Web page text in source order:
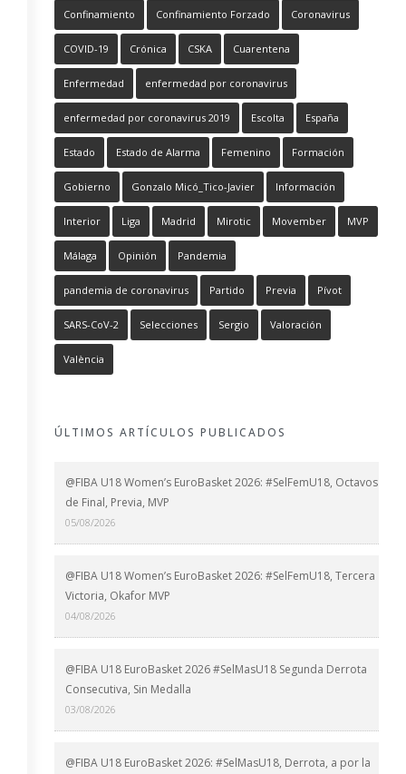
Confinamiento Confinamiento Forzado Coronavirus
COVID-19 Crónica CSKA Cuarentena
Enfermedad enfermedad por coronavirus
enfermedad por coronavirus 2019 Escolta España
Estado Estado de Alarma Femenino Formación
Gobierno Gonzalo Micó_Tico-Javier Información
Interior Liga Madrid Mirotic Movember MVP
Málaga Opinión Pandemia
pandemia de coronavirus Partido Previa Pívot
SARS-CoV-2 Selecciones Sergio Valoración
València
ÚLTIMOS ARTÍCULOS PUBLICADOS
@FIBA U18 Women’s EuroBasket 2026: #SelFemU18, Octavos
de Final, Previa, MVP
05/08/2026
@FIBA U18 Women’s EuroBasket 2026: #SelFemU18, Tercera
Victoria, Okafor MVP
04/08/2026
@FIBA U18 EuroBasket 2026 #SelMasU18 Segunda Derrota
Consecutiva, Sin Medalla
03/08/2026
@FIBA U18 EuroBasket 2026: #SelMasU18, Derrota, a por la